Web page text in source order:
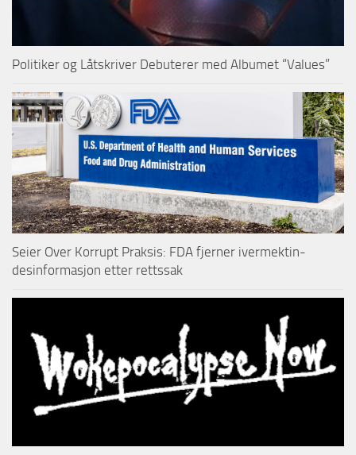
Politiker og Låtskriver Debuterer med Albumet “Values”
Seier Over Korrupt Praksis: FDA fjerner ivermektin-
desinformasjon etter rettssak